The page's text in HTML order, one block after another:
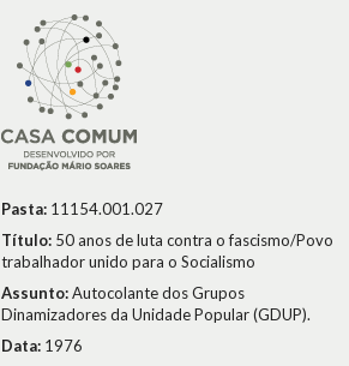
Pasta: 11154.001.027
Título: 50 anos de luta contra o fascismo/Povo
trabalhador unido para o Socialismo
Assunto:Autocolante dos Grupos
Dinamizadores da Unidade Popular (GDUP).
Data: 1976